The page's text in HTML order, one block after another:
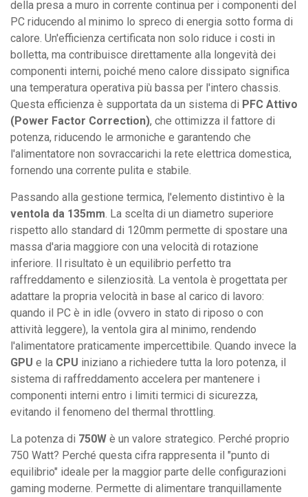
della presa a muro in corrente continua per i componenti del
PC riducendo al minimo lo spreco di energia sotto forma di
calore. Un'efficienza certificata non solo riduce i costi in
bolletta, ma contribuisce direttamente alla longevità dei
componenti interni, poiché meno calore dissipato significa
una temperatura operativa più bassa per l'intero chassis.
Questa efficienza è supportata da un sistema di PFC Attivo
(Power Factor Correction), che ottimizza il fattore di
potenza, riducendo le armoniche e garantendo che
l'alimentatore non sovraccarichi la rete elettrica domestica,
fornendo una corrente pulita e stabile.
Passando alla gestione termica, l'elemento distintivo è la
ventola da 135mm. La scelta di un diametro superiore
rispetto allo standard di 120mm permette di spostare una
massa d'aria maggiore con una velocità di rotazione
inferiore. Il risultato è un equilibrio perfetto tra
raffreddamento e silenziosità. La ventola è progettata per
adattare la propria velocità in base al carico di lavoro:
quando il PC è in idle (ovvero in stato di riposo o con
attività leggere), la ventola gira al minimo, rendendo
l'alimentatore praticamente impercettibile. Quando invece la
GPU e la CPU iniziano a richiedere tutta la loro potenza, il
sistema di raffreddamento accelera per mantenere i
componenti interni entro i limiti termici di sicurezza,
evitando il fenomeno del thermal throttling.
La potenza di 750W è un valore strategico. Perché proprio
750 Watt? Perché questa cifra rappresenta il "punto di
equilibrio" ideale per la maggior parte delle configurazioni
gaming moderne. Permette di alimentare tranquillamente